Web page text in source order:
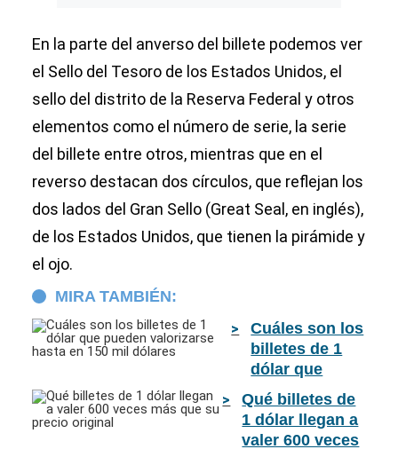
En la parte del anverso del billete podemos ver
el Sello del Tesoro de los Estados Unidos, el
sello del distrito de la Reserva Federal y otros
elementos como el número de serie, la serie
del billete entre otros, mientras que en el
reverso destacan dos círculos, que reflejan los
dos lados del Gran Sello (Great Seal, en inglés),
de los Estados Unidos, que tienen la pirámide y
el ojo.
MIRA TAMBIÉN:
Cuáles son los
billetes de 1
dólar que
pueden
valorizarse
hasta en 150
mil dólares
Qué billetes de
1 dólar llegan a
valer 600 veces